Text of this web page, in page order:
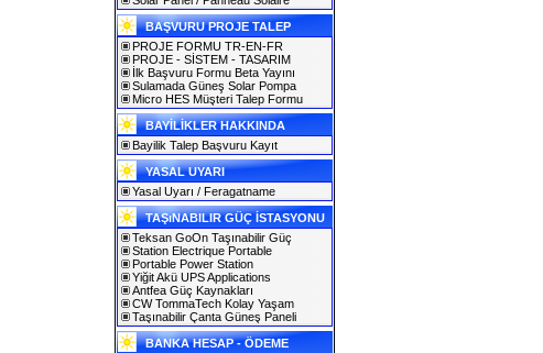
BAŞVURU PROJE TALEP
PROJE FORMU TR-EN-FR
PROJE - SİSTEM - TASARIM
İlk Başvuru Formu Beta Yayını
Sulamada Güneş Solar Pompa
Micro HES Müşteri Talep Formu
BAYİLİKLER HAKKINDA
Bayilik Talep Başvuru Kayıt
YASAL UYARI
Yasal Uyarı / Feragatname
TAŞıNABILIR GÜÇ İSTASYONU
Teksan GoOn Taşınabilir Güç
Station Electrique Portable
Portable Power Station
Yiğit Akü UPS Applications
Antfea Güç Kaynakları
CW TommaTech Kolay Yaşam
Taşınabilir Çanta Güneş Paneli
BANKA HESAP - ÖDEME